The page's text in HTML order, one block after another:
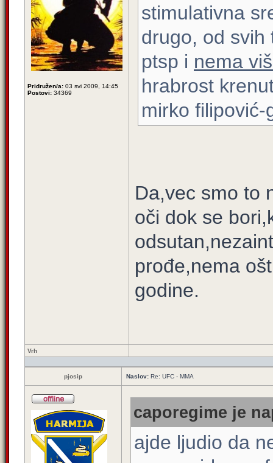
Pridružen/a: 03 svi 2009, 14:45
Postovi: 34369
stimulativna
drugo, od svih
ptsp i nema
hrabrost
mirko filipović-
Da,vec smo to
oči dok se
prođe,nema
godine.
Vrh
pjosip Naslov: Re: UFC - MMA
caporegime je
ajde ljudio da